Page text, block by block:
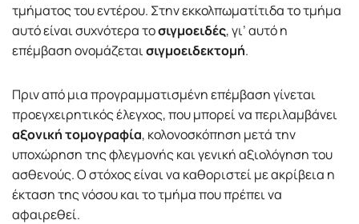
τμήματος του εντέρου. Στην εκκολπωματίτιδα το τμήμα
αυτό είναι συχνότερα τοσιγμοειδές, γι’ αυτό η
επέμβαση ονομάζεταισιγμοειδεκτομή.
Πριν από μια προγραμματισμένη επέμβαση γίνεται
προεγχειρητικός έλεγχος, που μπορεί να περιλαμβάνει
αξονική τομογραφία, κολονοσκόπηση μετά την
υποχώρηση της φλεγμονής και γενική αξιολόγηση του
ασθενούς. Ο στόχος είναι να καθοριστεί με ακρίβεια η
έκταση της νόσου και το τμήμα που πρέπει να
αφαιρεθεί.